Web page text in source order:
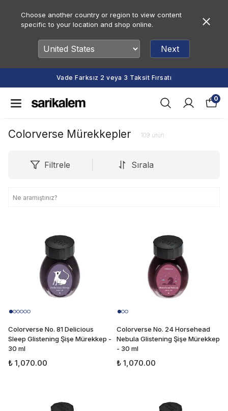
Choose another country or region to view content
specific to your location and shop online.
Next
Vade Farksız 2 veya 3 Taksit Fırsatı
0
Colorverse Mürekkepler 109 ürün
Filtrele Sırala
Colorverse No. 81 Delicious
Sleep Glistening Şişe Mürekkep -
30 ml
₺ 1,070.00
Colorverse No. 24 Horsehead
Nebula Glistening Şişe Mürekkep
- 30 ml
₺ 1,070.00